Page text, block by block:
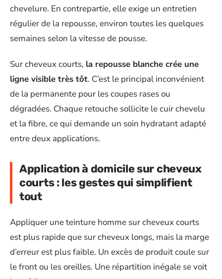
chevelure. En contrepartie, elle exige un entretien
régulier de la repousse, environ toutes les quelques
semaines selon la vitesse de pousse.
Sur cheveux courts, la repousse blanche crée une
ligne visible très tôt. C’est le principal inconvénient
de la permanente pour les coupes rases ou
dégradées. Chaque retouche sollicite le cuir chevelu
et la fibre, ce qui demande un soin hydratant adapté
entre deux applications.
Application à domicile sur cheveux
courts : les gestes qui simplifient
tout
Appliquer une teinture homme sur cheveux courts
est plus rapide que sur cheveux longs, mais la marge
d’erreur est plus faible. Un excès de produit coule sur
le front ou les oreilles. Une répartition inégale se voit